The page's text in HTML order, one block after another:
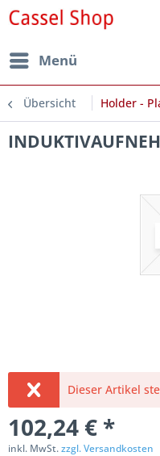
Menü
Übersicht Holder -
INDUKTIVAUFNEH
Dieser Artikel
102,24 € *
inkl. MwSt.zzgl. Versandkosten